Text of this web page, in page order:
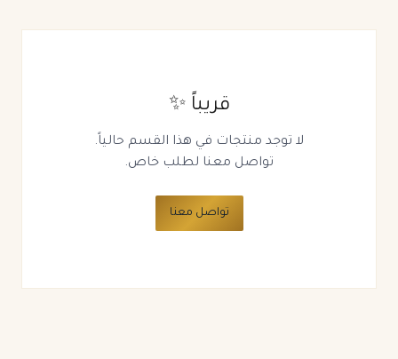
قريباً ✨
لا توجد منتجات في هذا القسم حالياً.
تواصل معنا لطلب خاص.
تواصل معنا